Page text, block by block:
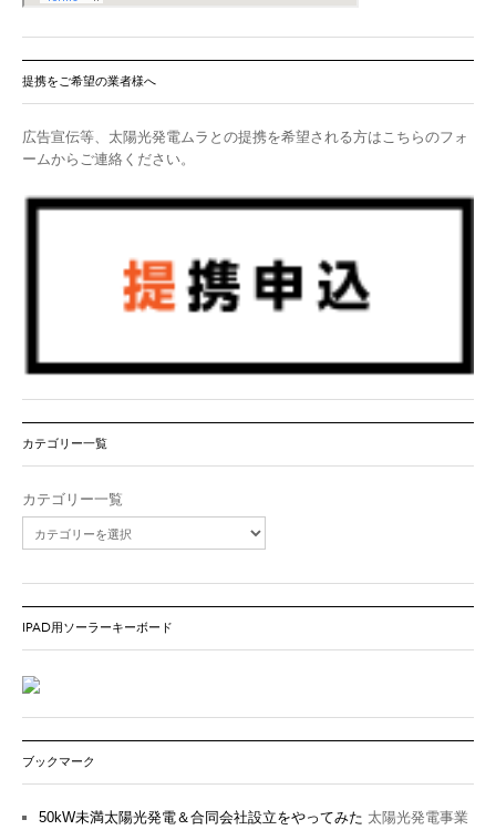
提携をご希望の業者様へ
広告宣伝等、太陽光発電ムラとの提携を希望される方はこちらのフォ
ームからご連絡ください。
カテゴリー一覧
カテゴリー一覧
IPAD用ソーラーキーボード
ブックマーク
50kW未満太陽光発電＆合同会社設立をやってみた 太陽光発電事業